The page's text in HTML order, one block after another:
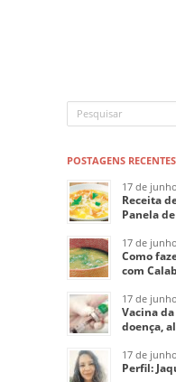
POSTAGENS RECENTES
17 de
Receita
Panela
17 de
Como
com
17 de
Vacina
doença,
17 de
Perfil: